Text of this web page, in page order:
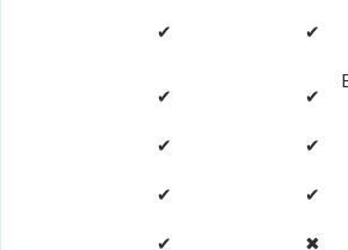
✔
✔
✔
✔
✔
✔
✔
✔